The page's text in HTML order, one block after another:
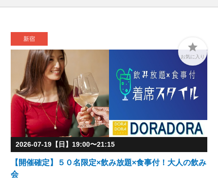
新宿

お気に入り
2026-07-19【日】19:00〜21:15
【開催確定】５０名限定×飲み放題×食事付！大人の飲み
会